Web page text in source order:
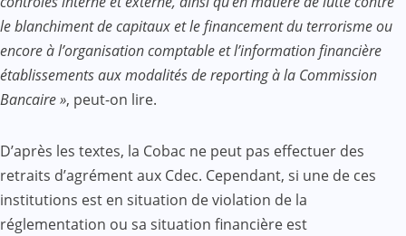
le blanchiment de capitaux et le financement du terrorisme ou
encore à l’organisation comptable et l’information financière
établissements aux modalités de reporting à la Commission
Bancaire », peut-on lire.
D’après les textes, la Cobac ne peut pas effectuer des
retraits d’agrément aux Cdec. Cependant, si une de ces
institutions est en situation de violation de la
réglementation ou sa situation financière est